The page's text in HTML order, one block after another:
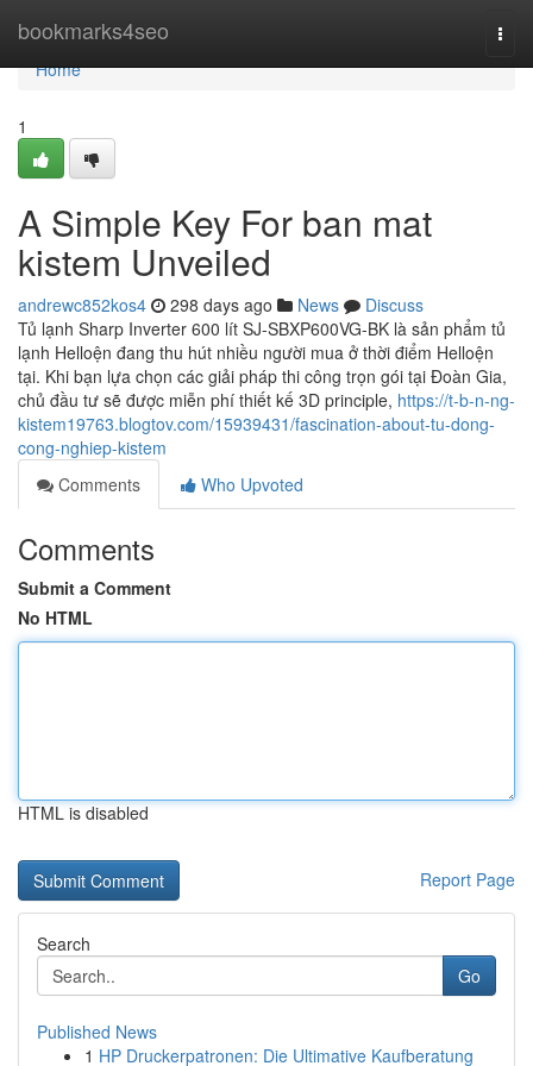
bookmarks4seo
Home
Home
1
A Simple Key For ban mat
kistem Unveiled
andrewc852kos4 298 days ago News
Discuss
Tủ lạnh Sharp Inverter 600 lít SJ-SBXP600VG-BK là sản phẩm tủ
lạnh Helloện đang thu hút nhiều người mua ở thời điểm Helloện
tại. Khi bạn lựa chọn các giải pháp thi công trọn gói tại Đoàn Gia,
chủ đầu tư sẽ được miễn phí thiết kế 3D principle, https://t-b-n-ng-
kistem19763.blogtov.com/15939431/fascination-about-tu-dong-
cong-nghiep-kistem
Comments
Who Upvoted
Comments
Submit a Comment
No HTML
HTML is disabled
Report Page
Search
Go
Published News
1 HP Druckerpatronen: Die Ultimative Kaufberatung